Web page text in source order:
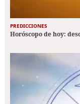
PREDICCIONES
Horóscopo de hoy: